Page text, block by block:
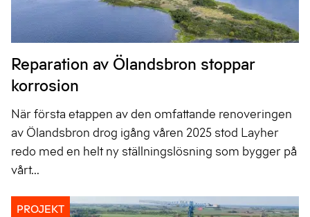
Reparation av Ölandsbron stoppar
korrosion
När första etappen av den omfattande renoveringen
av Ölandsbron drog igång våren 2025 stod Layher
redo med en helt ny ställningslösning som bygger på
vårt...
PROJEKT